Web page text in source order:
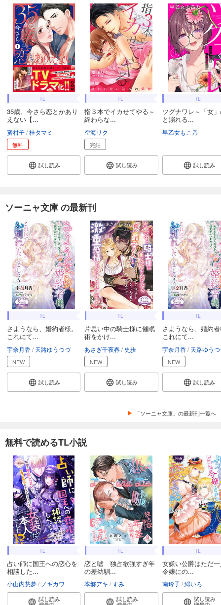
TL
35歳、今さら恋とかあり
えない【...
蜜柑子 桂タマミ
無料
試し読み
TL
指３本でイカせてやる～
終わらな...
空海リク
完結
試し読み
TL
ツグナワレ～「女
と溺れる...
早乙女もこ乃
試し読み
ソーニャ文庫 の最新刊
TL
さようなら、婚約者様。
これにて...
宇奈月香 天路ゆうつづ
NEW
試し読み
TL
片思い中の騎士様に催眠
術をかけ...
あさぎ千夜春 史歩
NEW
試し読み
TL
さようなら、婚約
これにて...
宇奈月香 天路ゆう
NEW
試し読み
「ソーニャ文庫」の最新刊一覧へ
無料で読めるTL小説
TL
占い師に国王への恋心を
相談した...
小山内慧夢 ノギカワ
試し読み
TL
恋と嘘 独占欲強すぎ年
の差幼馴...
本郷アキ すみ
試し読み
TL
女嫌い公爵はただ
令嬢にの...
南玲子 緋いろ
試し読み